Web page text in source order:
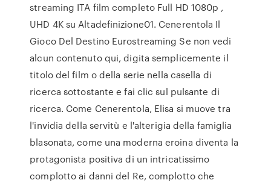
streaming ITA film completo Full HD 1080p ,
UHD 4K su Altadefinizione01. Cenerentola Il
Gioco Del Destino Eurostreaming Se non vedi
alcun contenuto qui, digita semplicemente il
titolo del film o della serie nella casella di
ricerca sottostante e fai clic sul pulsante di
ricerca. Come Cenerentola, Elisa si muove tra
l'invidia della servitù e l'alterigia della famiglia
blasonata, come una moderna eroina diventa la
protagonista positiva di un intricatissimo
complotto ai danni del Re, complotto che